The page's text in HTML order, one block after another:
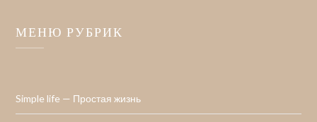
МЕНЮ РУБРИК
Simple life — Простая жизнь